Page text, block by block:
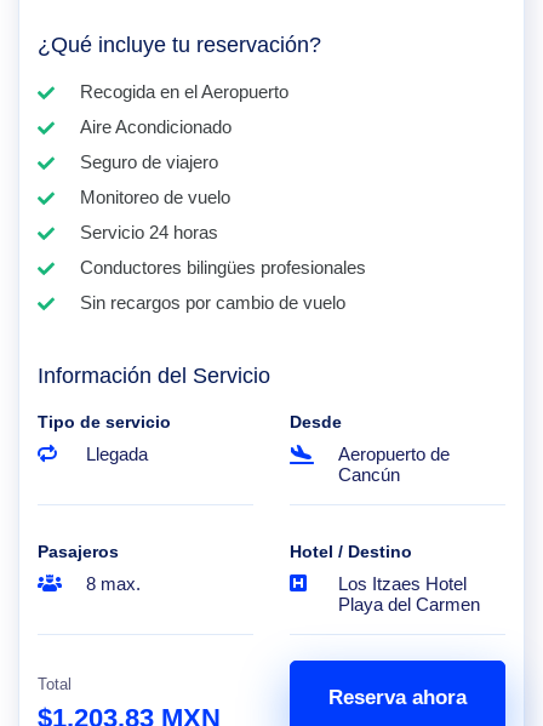
¿Qué incluye tu reservación?
Recogida en el Aeropuerto
Aire Acondicionado
Seguro de viajero
Monitoreo de vuelo
Servicio 24 horas
Conductores bilingües profesionales
Sin recargos por cambio de vuelo
Información del Servicio
Tipo de servicio
Llegada
Desde
Aeropuerto de
Cancún
Pasajeros
8 max.
Hotel / Destino
Los Itzaes Hotel
Playa del Carmen
Total
$1,203.83 MXN
Reserva ahora